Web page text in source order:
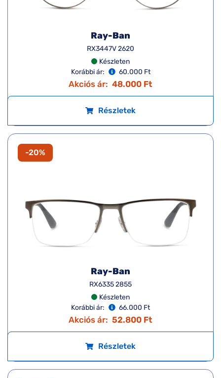
Ray-Ban
RX3447V 2620
Készleten
Korábbi ár:
60.000 Ft
Akciós ár: 48.000 Ft
Részletek
-20%
Ray-Ban
RX6335 2855
Készleten
Korábbi ár:
66.000 Ft
Akciós ár: 52.800 Ft
Részletek